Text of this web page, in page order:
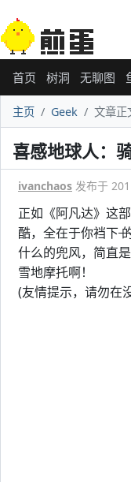
首页 树洞 无聊图
主页 Geek 文章正
喜感地球人：
ivanchaos 发布于
正如《阿凡达》这
酷，全在于你裆下
什么的兜风，简直
雪地摩托啊！
(友情提示，请勿在